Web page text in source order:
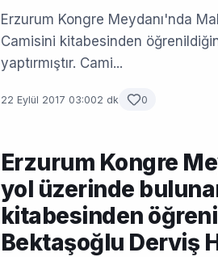
Erzurum Kongre Meydanı'nda
Camisini kitabesinden
yaptırmıştır. Cami...
22 Eylül 2017 03:002 dk 0
Erzurum Kongre
yol üzerinde
kitabesinden
Bektaşoğlu Derviş